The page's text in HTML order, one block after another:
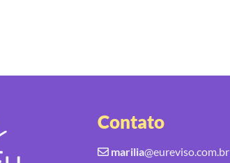
Contato
marilia@eureviso.com.br